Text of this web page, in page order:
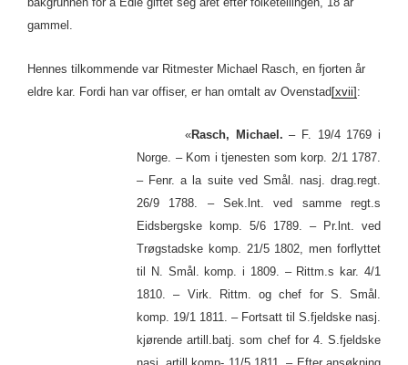
gammel.
Hennes tilkommende var Ritmester Michael Rasch, en fjorten år
eldre kar. Fordi han var offiser, er han omtalt av Ovenstad[xvii]:
«Rasch, Michael. – F. 19/4 1769 i
Norge. – Kom i tjenesten som korp. 2/1 1787.
– Fenr. a la suite ved Smål. nasj. drag.regt.
26/9 1788. – Sek.lnt. ved samme regt.s
Eidsbergske komp. 5/6 1789. – Pr.lnt. ved
Trøgstadske komp. 21/5 1802, men forflyttet
til N. Smål. komp. i 1809. – Rittm.s kar. 4/1
1810. – Virk. Rittm. og chef for S. Smål.
komp. 19/1 1811. – Fortsatt til S.fjeldske nasj.
kjørende artill.batj. som chef for 4. S.fjeldske